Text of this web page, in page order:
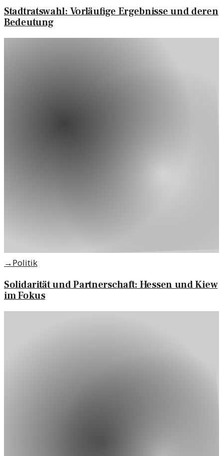
Stadtratswahl: Vorläufige Ergebnisse und deren
Bedeutung
→Politik
Solidarität und Partnerschaft: Hessen und Kiew
im Fokus